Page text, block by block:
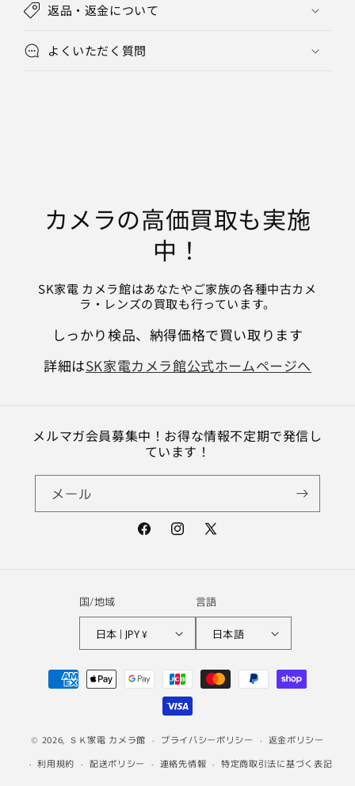
返品・返金について
よくいただく質問
カメラの高価買取も実施
中！
SK家電 カメラ館はあなたやご家族の各種中古カメ
ラ・レンズの買取も行っています。
しっかり検品、納得価格で買い取ります
詳細はSK家電カメラ館公式ホームページへ
メルマガ会員募集中！お得な情報不定期で発信し
ています！
メール
FacebookInstagram
X
国/地域
日本 | JPY ¥
言語
日本語
法
© 2026, ＳＫ家電 カメラ館 プライバシーポリシー
返金ポリシー
利用規約
配送ポリシー 連絡先情報 特定商取引法に基づく表記